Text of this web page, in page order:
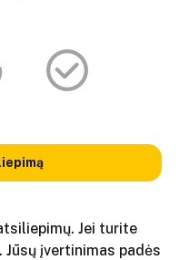
Jei turite
įvertinimas padės